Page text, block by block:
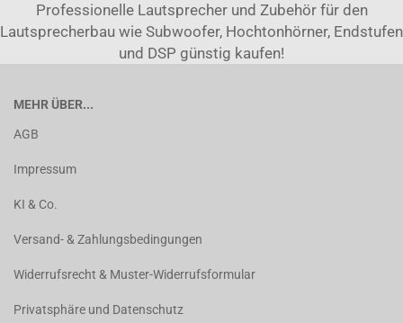
Professionelle Lautsprecher und Zubehör für den
Lautsprecherbau wie Subwoofer, Hochtonhörner, Endstufen
und DSP günstig kaufen!
MEHR ÜBER...
AGB
Impressum
KI & Co.
Versand- & Zahlungsbedingungen
Widerrufsrecht & Muster-Widerrufsformular
Privatsphäre und Datenschutz